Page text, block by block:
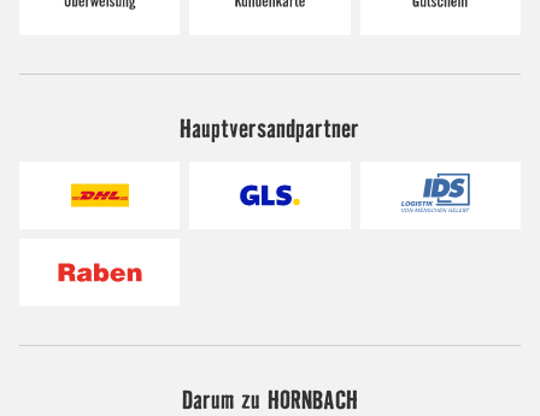
Hauptversandpartner
Darum zu HORNBACH